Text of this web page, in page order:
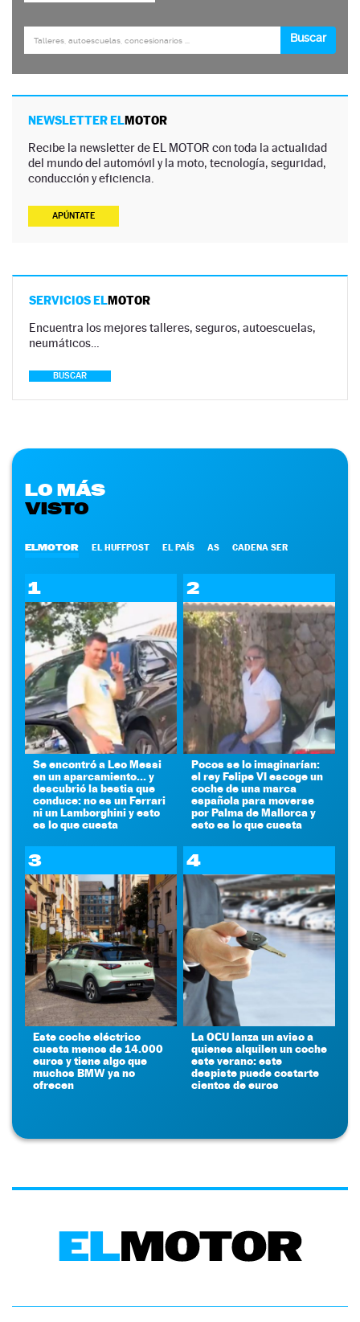
NEWSLETTER ELMOTOR
Recibe la newsletter de EL MOTOR con toda la actualidad
del mundo del automóvil y la moto, tecnología, seguridad,
conducción y eficiencia.
APÚNTATE
SERVICIOS ELMOTOR
Encuentra los mejores talleres, seguros, autoescuelas,
neumáticos…
BUSCAR
LO MÁS
VISTO
ELMOTOR EL HUFFPOST EL PAÍS AS CADENA SER
1
Se encontró a Leo Messi
en un aparcamiento... y
descubrió la bestia que
conduce: no es un Ferrari
ni un Lamborghini y esto
es lo que cuesta
2
Pocos se lo imaginarían:
el rey Felipe VI escoge un
coche de una marca
española para moverse
por Palma de Mallorca y
esto es lo que cuesta
3
Este coche eléctrico
cuesta menos de 14.000
euros y tiene algo que
muchos BMW ya no
ofrecen
4
La OCU lanza un aviso a
quienes alquilen un coche
este verano: este
despiste puede costarte
cientos de euros